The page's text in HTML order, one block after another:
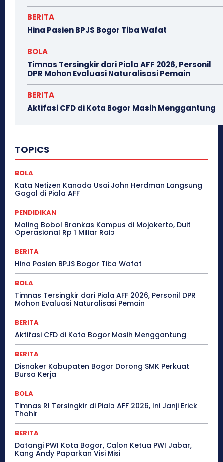
BERITA
Hina Pasien BPJS Bogor Tiba Wafat
BOLA
Timnas Tersingkir dari Piala AFF 2026, Personil
DPR Mohon Evaluasi Naturalisasi Pemain
BERITA
Aktifasi CFD di Kota Bogor Masih Menggantung
TOPICS
BOLA
Kata Netizen Kanada Usai John Herdman Langsung
Gagal di Piala AFF
PENDIDIKAN
Maling Bobol Brankas Kampus di Mojokerto, Duit
Operasional Rp 1 Miliar Raib
BERITA
Hina Pasien BPJS Bogor Tiba Wafat
BOLA
Timnas Tersingkir dari Piala AFF 2026, Personil DPR
Mohon Evaluasi Naturalisasi Pemain
BERITA
Aktifasi CFD di Kota Bogor Masih Menggantung
BERITA
Disnaker Kabupaten Bogor Dorong SMK Perkuat
Bursa Kerja
BOLA
Timnas RI Tersingkir di Piala AFF 2026, Ini Janji Erick
Thohir
BERITA
Datangi PWI Kota Bogor, Calon Ketua PWI Jabar,
Kang Andy Paparkan Visi Misi